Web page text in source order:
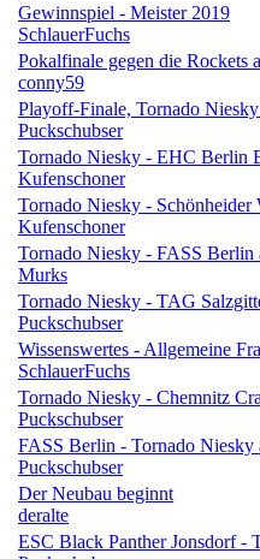
Gewinnspiel - Meister 2019
SchlauerFuchs
Pokalfinale gegen die Rockets
conny59
Playoff-Finale, Tornado
Puckschubser
Tornado Niesky - EHC Berlin
Kufenschoner
Tornado Niesky - Schönheider
Kufenschoner
Tornado Niesky - FASS Berlin
Murks
Tornado Niesky - TAG
Puckschubser
Wissenswertes - Allgemeine
SchlauerFuchs
Tornado Niesky - Chemnitz
Puckschubser
FASS Berlin - Tornado Niesky
Puckschubser
Der Neubau beginnt
deralte
ESC Black Panther Jonsdorf -